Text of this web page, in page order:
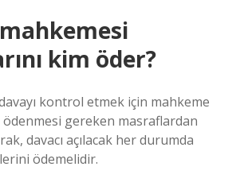
kim öder?
kontrol etmek için mahkeme
gereken masraflardan
davacı açılacak her durumda
ödemelidir.